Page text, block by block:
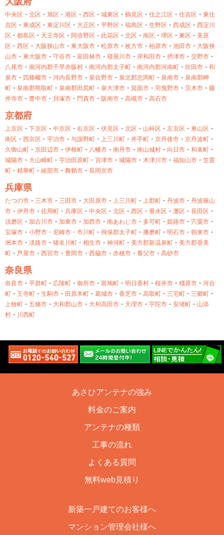
中央区 ・ 北区 ・ 旭区 ・ 港区 ・ 西区 ・ 城東区 ・ 鶴見区 ・ 住之江区 ・ 住吉区 ・ 東住
吉区 ・ 東成区 ・ 東淀川区 ・ 大正区 ・ 平野区 ・ 福島区 ・ 生野区 ・ 西成区 ・ 西淀川
区 ・ 都島区 ・ 天王寺区 ・ 阿倍野区 ・ 此花区 ・ 北区 ・ 南区 ・ 堺区 ・ 東区 ・ 美原
区 ・ 西区 ・ 大阪狭山市 ・ 東大阪市 ・ 松原市 ・ 枚方市 ・ 柏原市 ・ 池田市 ・ 大阪狭
山市 ・ 東大阪市 ・ 守谷市 ・ 富田林市 ・ 寝屋川市 ・ 岸和田市 ・ 摂津市 ・ 交野市 ・
八尾市 ・ 南河内郡千早赤阪村 ・ 南河内郡太子町 ・ 南河内郡河南町 ・ 吹田市 ・ 和
泉市 ・ 四條畷市 ・ 河内長野市 ・ 泉佐野市 ・ 泉北郡忠岡町 ・ 泉南市 ・ 泉南郡岬
町 ・ 泉南郡熊取町 ・ 泉南郡田尻町 ・ 泉大津市 ・ 箕面市 ・ 羽曳野市 ・ 茨木市 ・ 藤
井寺市 ・ 豊中市 ・ 貝塚市 ・ 門真市 ・ 阪南市 ・ 高槻市 ・ 高石市
京都府
上京区 ・ 下京区 ・ 中京区 ・ 右京区 ・ 伏見区 ・ 北区 ・ 山科区 ・ 左京区 ・ 東山区 ・
南区 ・ 西京区 ・ 宇治市 ・ 与謝野町 ・ 上三川町 ・ 井手町 ・ 京丹後市 ・ 京丹波町 ・
久御山町 ・ 京田辺市 ・ 伊根町 ・ 八幡市 ・ 南丹市 ・ 南山城村 ・ 向日市 ・ 和束町 ・
城陽市 ・ 大山崎町 ・ 宇治田原町 ・ 宮津市 ・ 城陽市 ・ 木津川市 ・ 福知山市 ・ 笠置
町 ・ 精華町 ・ 綾部市 ・ 舞鶴市 ・ 長岡京市
兵庫県
たつの市 ・ 三木市 ・ 三田市 ・ 大田原市 ・ 上三川町 ・ 上郡町 ・ 丹波市 ・ 丹波篠山
市 ・ 伊丹市 ・ 佐用町 ・ 兵庫区 ・ 中央区 ・ 北区 ・ 西区 ・ 垂水区 ・ 灘区 ・ 長田区 ・
須磨区 ・ 加古川市 ・ 加東市 ・ 加西市 ・ 南あわじ市 ・ 多可町 ・ 姫路市 ・ 宍粟市 ・
宝塚市 ・ 小野市・ 尼崎市・ 市川町 ・ 揖保郡太子町 ・ 播磨町 ・ 明石市 ・ 朝来市 ・
洲本市 ・ 淡路市 ・ 猪名川町 ・ 相生市 ・ 神河町 ・ 美方郡新温泉町 ・ 美方郡香美
町 ・ 芦屋市 ・ 西宮市 ・ 豊岡市 ・ 西脇市 ・ 赤穂市 ・ 養父市 ・ 高砂市
奈良県
奈良市 ・ 平群町 ・ 広陵町 ・ 御所市 ・ 斑鳩町 ・ 明日香村 ・ 桜井市 ・ 橿原市 ・ 河合
町 ・ 王寺町 ・ 生駒市 ・ 田原本町 ・ 葛城市 ・ 香芝市 ・ 高取町 ・ 三宅町 ・ 三郷町 ・
上牧町 ・ 五條市 ・ 大和郡山市 ・ 大和高田市 ・ 天理市 ・ 宇陀市 ・ 安堵町 ・ 山添
村 ・ 川西町
あさひアンテナの強み
料金のご案内
アンテナの種類
工事の流れ
よくある質問
無料web見積り
新築一戸建てのお客様へ
マンション管理会社様へ